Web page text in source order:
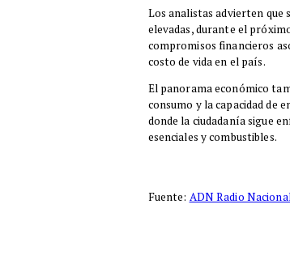
Los analistas advierten
elevadas, durante el
compromisos financieros
costo de vida en el país.
El panorama económico
consumo y la capacidad de
donde la ciudadanía sigue
esenciales y combustibles.
Fuente: ADN Radio Nacional